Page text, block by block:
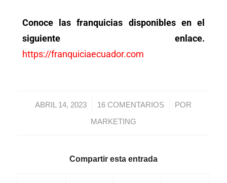
Conoce las franquicias disponibles en el
siguiente enlace.
https://franquiciaecuador.com
ABRIL 14, 2023
/ 16 COMENTARIOS
/ POR
MARKETING
Compartir esta entrada